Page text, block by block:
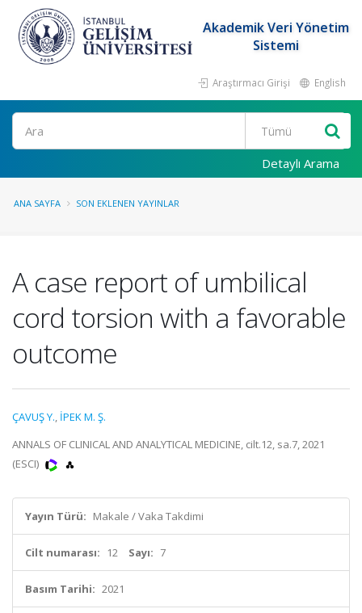
Akademik Veri Yönetim
Sistemi
Araştırmacı Girişi English
Ara
Detaylı Arama
ANA SAYFA SON EKLENEN YAYINLAR
A case report of umbilical
cord torsion with a favorable
outcome
ÇAVUŞ Y., İPEK M. Ş.
ANNALS OF CLINICAL AND ANALYTICAL MEDICINE, cilt.12, sa.7, 2021
(ESCI)
Yayın Türü: Makale / Vaka Takdimi
Cilt numarası: 12 Sayı: 7
Basım Tarihi: 2021